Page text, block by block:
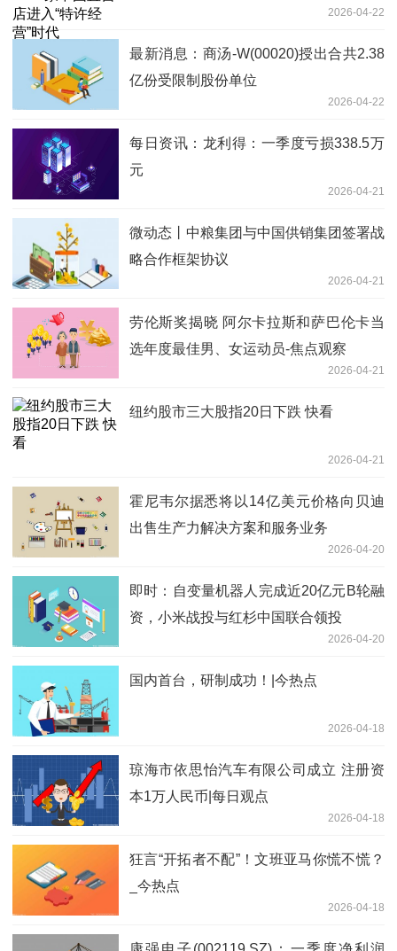
2026-04-22
最新消息：商汤-W(00020)授出合共2.38
亿份受限制股份单位
2026-04-22
每日资讯：龙利得：一季度亏损338.5万
元
2026-04-21
微动态丨中粮集团与中国供销集团签署战
略合作框架协议
2026-04-21
劳伦斯奖揭晓 阿尔卡拉斯和萨巴伦卡当
选年度最佳男、女运动员-焦点观察
2026-04-21
纽约股市三大股指20日下跌 快看
2026-04-21
霍尼韦尔据悉将以14亿美元价格向贝迪
出售生产力解决方案和服务业务
2026-04-20
即时：自变量机器人完成近20亿元B轮融
资，小米战投与红杉中国联合领投
2026-04-20
国内首台，研制成功！|今热点
2026-04-18
琼海市依思怡汽车有限公司成立 注册资
本1万人民币|每日观点
2026-04-18
狂言“开拓者不配”！文班亚马你慌不慌？
_今热点
2026-04-18